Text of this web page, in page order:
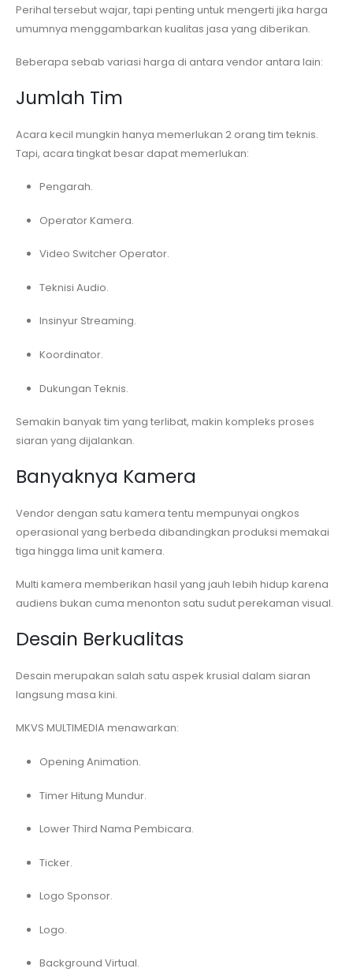
Perihal tersebut wajar, tapi penting untuk mengerti jika harga
umumnya menggambarkan kualitas jasa yang diberikan.
Beberapa sebab variasi harga di antara vendor antara lain:
Jumlah Tim
Acara kecil mungkin hanya memerlukan 2 orang tim teknis.
Tapi, acara tingkat besar dapat memerlukan:
Pengarah.
Operator Kamera.
Video Switcher Operator.
Teknisi Audio.
Insinyur Streaming.
Koordinator.
Dukungan Teknis.
Semakin banyak tim yang terlibat, makin kompleks proses
siaran yang dijalankan.
Banyaknya Kamera
Vendor dengan satu kamera tentu mempunyai ongkos
operasional yang berbeda dibandingkan produksi memakai
tiga hingga lima unit kamera.
Multi kamera memberikan hasil yang jauh lebih hidup karena
audiens bukan cuma menonton satu sudut perekaman visual.
Desain Berkualitas
Desain merupakan salah satu aspek krusial dalam siaran
langsung masa kini.
MKVS MULTIMEDIA menawarkan:
Opening Animation.
Timer Hitung Mundur.
Lower Third Nama Pembicara.
Ticker.
Logo Sponsor.
Logo.
Background Virtual.